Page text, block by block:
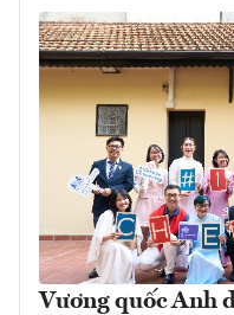
Vương quốc Anh